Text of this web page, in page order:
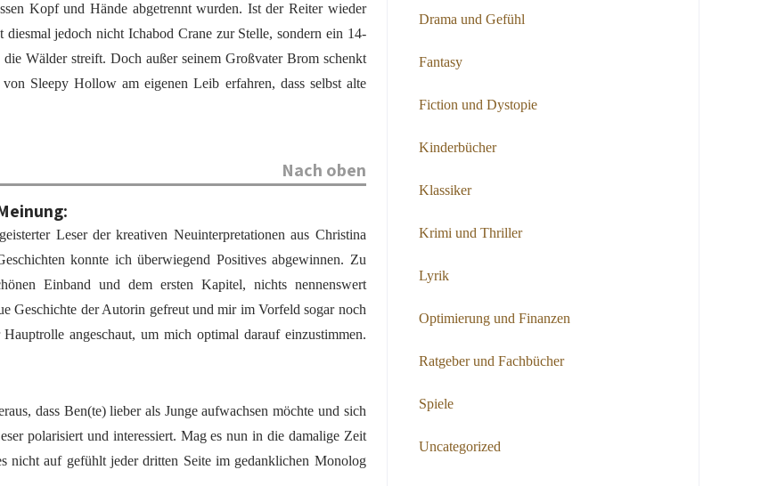
Kopf und Hände abgetrennt wurden. Ist der Reiter wieder
jedoch nicht Ichabod Crane zur Stelle, sondern ein 14-
Wälder streift. Doch außer seinem Großvater Brom schenkt
Sleepy Hollow am eigenen Leib erfahren, dass selbst alte
Nach oben
Leser der kreativen Neuinterpretationen aus Christina
konnte ich überwiegend Positives abgewinnen. Zu
Einband und dem ersten Kapitel, nichts nennenswert
Geschichte der Autorin gefreut und mir im Vorfeld sogar noch
angeschaut, um mich optimal darauf einzustimmen.
dass Ben(te) lieber als Junge aufwachsen möchte und sich
polarisiert und interessiert. Mag es nun in die damalige Zeit
nicht auf gefühlt jeder dritten Seite im gedanklichen Monolog
Drama und Gefühl
Fantasy
Fiction und Dystopie
Kinderbücher
Klassiker
Krimi und Thriller
Lyrik
Optimierung und Finanzen
Ratgeber und Fachbücher
Spiele
Uncategorized